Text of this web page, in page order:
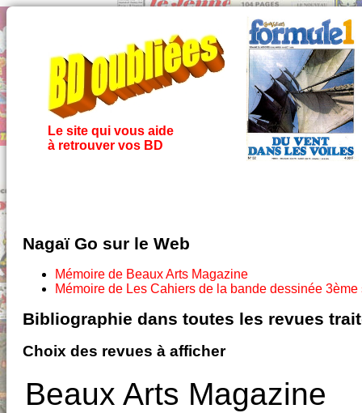
Le site qui vous aide
à retrouver vos BD
Nagaï Go sur le Web
Mémoire de Beaux Arts Magazine
Mémoire de Les Cahiers de la bande dessinée 3ème
Bibliographie dans toutes les revues
Choix des revues à afficher
Beaux Arts Magazine